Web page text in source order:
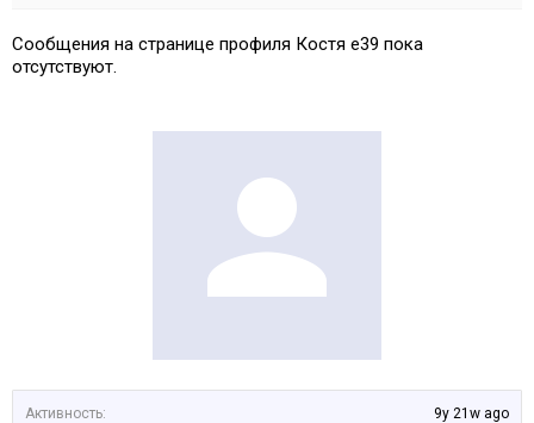
Активность:
9y 21w ago
Сообщения на странице профиля Костя е39 пока
отсутствуют.